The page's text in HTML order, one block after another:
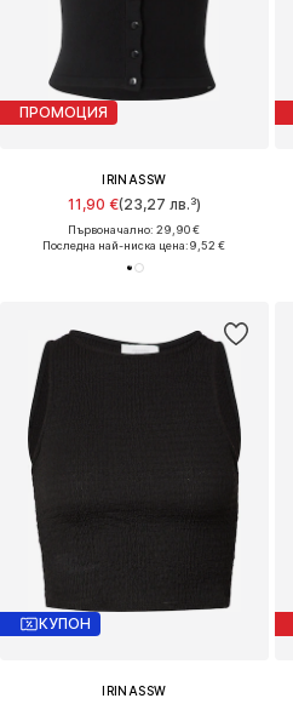
ПРОМОЦИЯ
IRINASSW
11,90 €(23,27 лв.³)
Първоначално: 29,90 €
Последна най-ниска цена:9,52 €
КУПОН
IRINASSW